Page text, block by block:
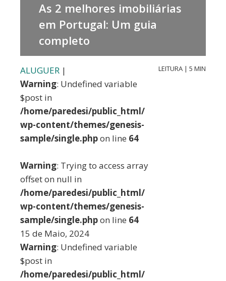
As 2 melhores imobiliárias
em Portugal: Um guia
completo
ALUGUER |
Warning: Undefined variable
$post in
/home/paredesi/public_html/
wp-content/themes/genesis-
sample/single.phpon line 64
Warning: Trying to access array
offset on null in
/home/paredesi/public_html/
wp-content/themes/genesis-
sample/single.phpon line 64
15 de Maio, 2024
Warning: Undefined variable
$post in
/home/paredesi/public_html/
LEITURA | 5 MIN